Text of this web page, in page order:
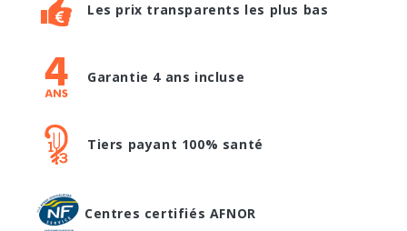
Les prix transparents les plus bas
Garantie 4 ans incluse
Tiers payant 100% santé
Centres certifiés AFNOR